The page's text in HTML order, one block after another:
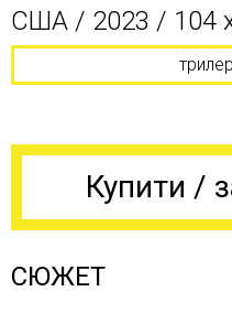
США / 2023 / 104
Купити /
СЮЖЕТ